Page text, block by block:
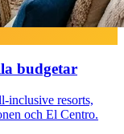
budgetar
inclusive resorts,
och El Centro.